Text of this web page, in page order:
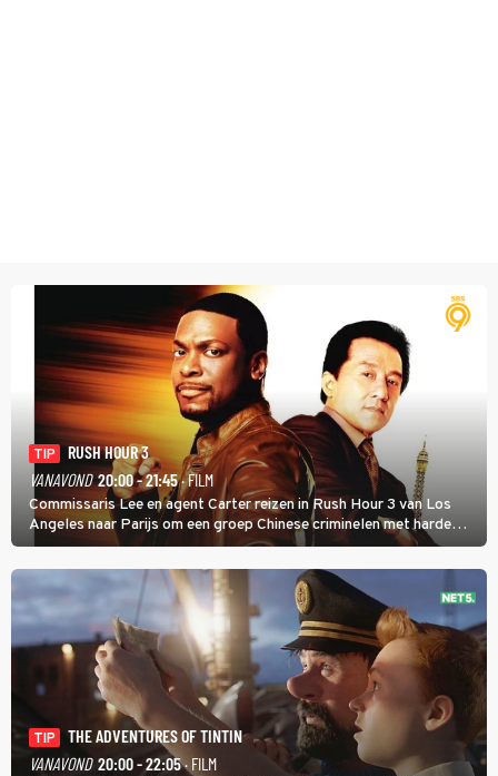
TIP
RUSH HOUR 3
VANAVOND 20:00 - 21:45· FILM
Commissaris Lee en agent Carter reizen in Rush Hour 3 van Los
Angeles naar Parijs om een groep Chinese criminelen met harde
hand aan te pakken.
TIP
THE ADVENTURES OF TINTIN
VANAVOND 20:00 - 22:05· FILM